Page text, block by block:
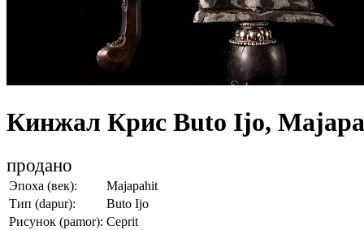
Кинжал Крис Buto Ijo,
продано
Эпоха (век):
Majapahit
Тип (dapur):
Buto Ijo
Рисунок (pamor): Ceprit